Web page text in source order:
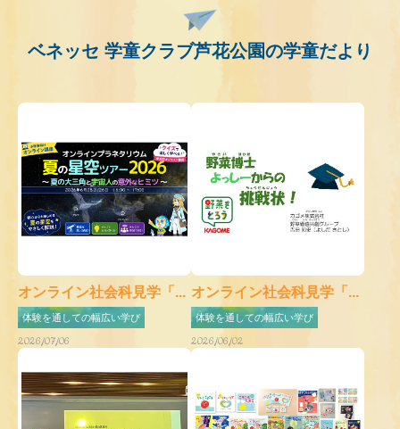
ベネッセ 学童クラブ芦花公園の学童だより
オンライン社会科見学「...
体験を通しての幅広い学び
2026/07/06
オンライン社会科見学「...
体験を通しての幅広い学び
2026/06/02